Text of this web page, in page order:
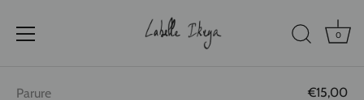
0
Parure €15,00